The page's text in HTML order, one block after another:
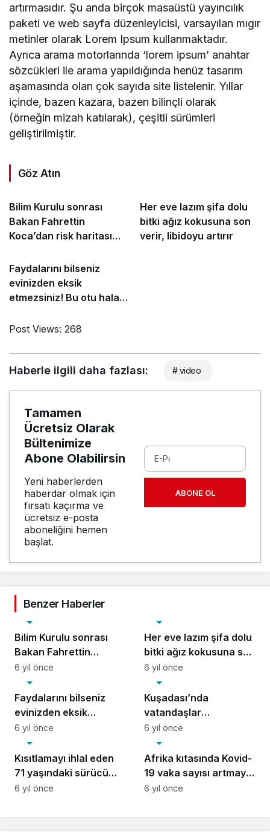
artırmasıdır. Şu anda birçok masaüstü yayıncılık
paketi ve web sayfa düzenleyicisi, varsayılan mıgır
metinler olarak Lorem Ipsum kullanmaktadır.
Ayrıca arama motorlarında ‘lorem ipsum’ anahtar
sözcükleri ile arama yapıldığında henüz tasarım
aşamasında olan çok sayıda site listelenir. Yıllar
içinde, bazen kazara, bazen bilinçli olarak
(örneğin mizah katılarak), çeşitli sürümleri
geliştirilmiştir.
Göz Atın
Bilim Kurulu sonrası
Bakan Fahrettin
Koca’dan risk haritası
Her eve lazım şifa dolu
bitki ağız kokusuna son
verir, libidoyu artırır
Faydalarını bilseniz
evinizden eksik
etmezsiniz! Bu otu hala
Post Views: 268
Haberle ilgili daha fazlası: # video
Tamamen
Ücretsiz Olarak
Bültenimize
Abone Olabilirsin
Yeni haberlerden
haberdar olmak için
fırsatı kaçırma ve
ücretsiz e-posta
aboneliğini hemen
başlat.
ABONE OL
Benzer Haberler
Bilim Kurulu sonrası
Bakan Fahrettin
Koca’dan risk haritası
açıklaması
6 yıl önce
Her eve lazım şifa dolu
bitki ağız kokusuna son
verir, libidoyu artırır
6 yıl önce
Faydalarını bilseniz
evinizden eksik
etmezsiniz! Bu otu hala
kimse bilmiyor…
Sağlık
6 yıl önce
Kuşadası’nda
vatandaşlar
kısıtlamaya uydu, evde
kaldı
Sağlık
6 yıl önce
Kısıtlamayı ihlal eden
71 yaşındaki sürücü
maskesiz ve alkollü
Sağlık
6 yıl önce
Afrika kıtasında Kovid-
19 vaka sayısı artmaya
devam ediyor
Sağlık
6 yıl önce